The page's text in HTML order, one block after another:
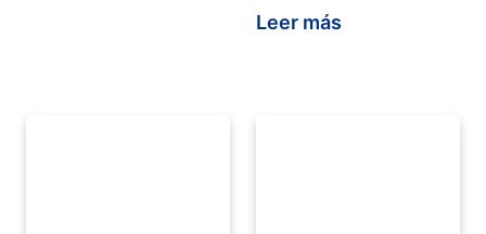
Leer más